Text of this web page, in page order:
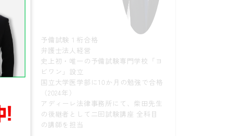
予備試験１桁合格
弁護士法人経営
史上初・唯一の予備試験専門学校「ヨ
ビワン」設立
国立大学医学部に10か月の勉強で合格
（2024年）
アディーレ法律事務所にて、柴田先生
の後継者として二回試験講座 全科目
の講師を担当